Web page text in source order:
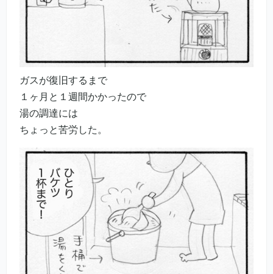
ガスが復旧するまで
１ヶ月と１週間かかったので
湯の調達には
ちょっと苦労した。